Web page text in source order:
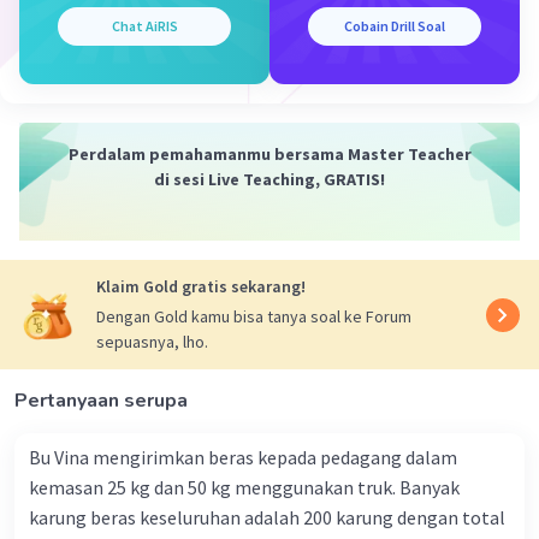
Present Simple Passive:
sebuah kebiasaan/rutinitas).
The carwas washedyesterday.(Mobil
itu dicuci kemarin — kejadian spesifik
di masa lalu).
Kesimpulan:
Meskipun keduanya adalah kalimat pasif (subjek
kapantindakan itu terjadi. Gunakanam/is/are
untuk masa sekarang danwas/wereuntuk masa
lalu.
Chat AiRIS Cobain Drill Soal
Perdalam pemahamanmu bersama Master Teacher
di sesi Live Teaching, GRATIS!
Klaim Gold gratis sekarang!
Dengan Gold kamu bisa tanya soal ke Forum
sepuasnya, lho.
Pertanyaan serupa
Bu Vina mengirimkan beras kepada pedagang dalam
kemasan 25 kg dan 50 kg menggunakan truk. Banyak
karung beras keseluruhan adalah 200 karung dengan total